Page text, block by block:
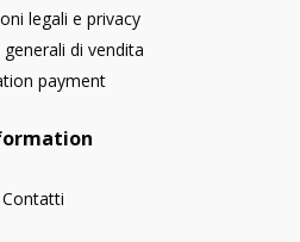
legali e privacy
di vendita
payment
Contatti